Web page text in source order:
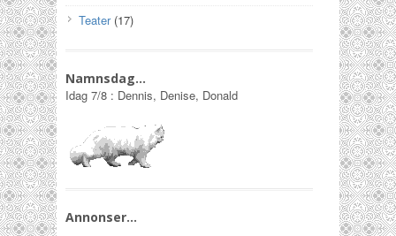
Teater(17)
Namnsdag…
Idag 7/8 : Dennis, Denise, Donald
Annonser…